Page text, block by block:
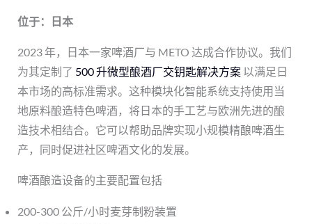
位于：日本
2023 年，日本一家啤酒厂与 METO 达成合作协议。我们
为其定制了 500 升微型酿酒厂交钥匙解决方案以满足日
本市场的高标准需求。这种模块化智能系统支持使用当
地原料酿造特色啤酒，将日本的手工艺与欧洲先进的酿
造技术相结合。它可以帮助品牌实现小规模精酿啤酒生
产，同时促进社区啤酒文化的发展。
啤酒酿造设备的主要配置包括
200-300 公斤/小时麦芽制粉装置